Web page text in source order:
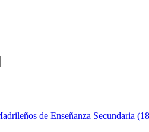
de Enseñanza Secundaria